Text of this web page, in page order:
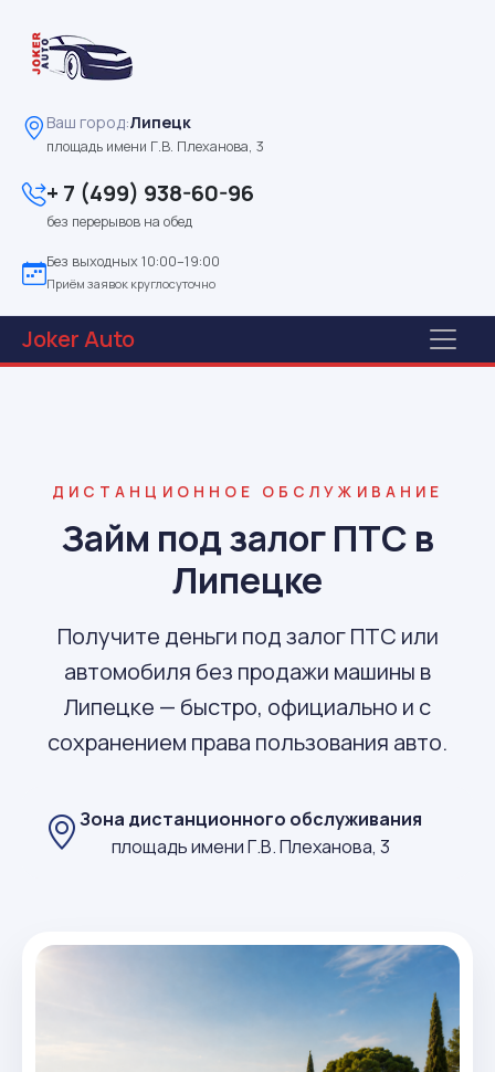
Ваш город:Липецк
площадь имени Г.В. Плеханова, 3
+ 7 (499) 938-60-96
без перерывов на обед
Без выходных 10:00–19:00
Приём заявок круглосуточно
JokerAuto
ДИСТАНЦИОННОЕ ОБСЛУЖИВАНИЕ
Займ под залог ПТС в
Липецке
Получите деньги под залог ПТС или
автомобиля без продажи машины в
Липецке — быстро, официально и с
сохранением права пользования авто.
Зона дистанционного обслуживания
площадь имени Г.В. Плеханова, 3